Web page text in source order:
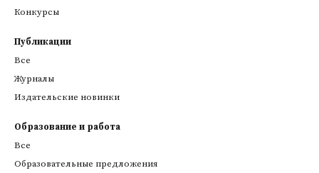
Конкурсы
Публикации
Все
Журналы
Издательские новинки
Образование и работа
Все
Образовательные предложения